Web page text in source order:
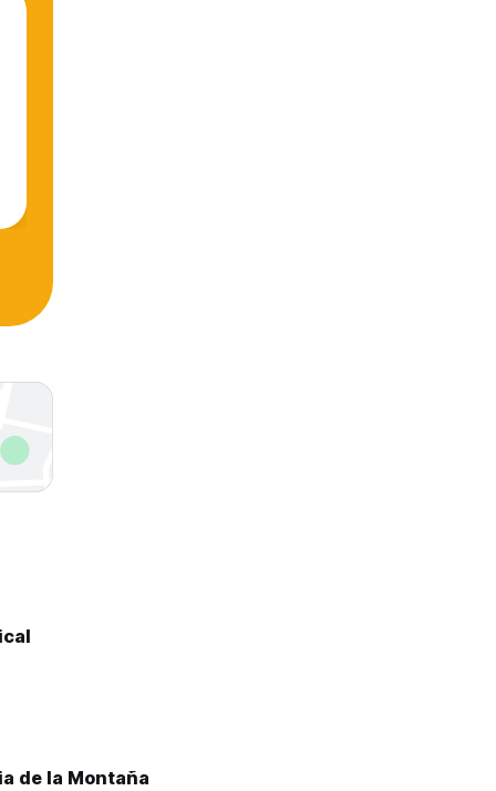
de la Montaña